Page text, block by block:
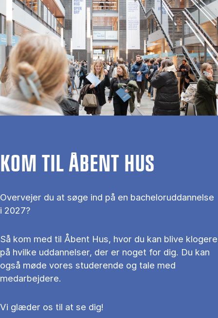
KOM TIL ÅBENT HUS
Overvejer du at søge ind på en bacheloruddannelse
i 2027?
Så kom med til Åbent Hus, hvor du kan blive klogere
på hvilke uddannelser, der er noget for dig. Du kan
også møde vores studerende og tale med
medarbejdere.
Vi glæder os til at se dig!